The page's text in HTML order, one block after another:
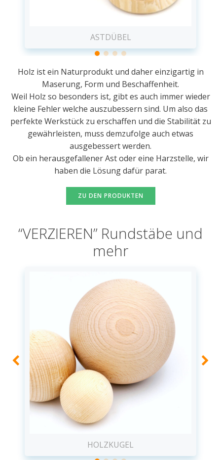
ASTDÜBEL
Holz ist ein Naturprodukt und daher einzigartig in
Maserung, Form und Beschaffenheit.
Weil Holz so besonders ist, gibt es auch immer wieder
kleine Fehler welche auszubessern sind. Um also das
perfekte Werkstück zu erschaffen und die Stabilität zu
gewährleisten, muss demzufolge auch etwas
ausgebessert werden.
Ob ein herausgefallener Ast oder eine Harzstelle, wir
haben die Lösung dafür parat.
ZU DEN PRODUKTEN
“VERZIEREN” Rundstäbe und
mehr
HOLZKUGEL